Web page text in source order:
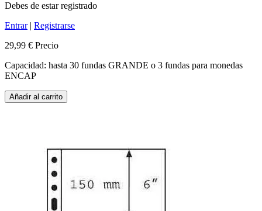
Debes de estar registrado
Entrar| Registrarse
29,99 € Precio
Capacidad: hasta 30 fundas GRANDE o 3 fundas para monedas
ENCAP
Añadir al carrito